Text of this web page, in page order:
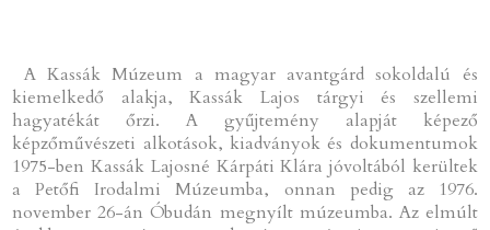
A Kassák Múzeum a magyar avantgárd sokoldalú és
kiemelkedő alakja, Kassák Lajos tárgyi és szellemi
hagyatékát őrzi. A gyűjtemény alapját képező
képzőművészeti alkotások, kiadványok és dokumentumok
1975-ben Kassák Lajosné Kárpáti Klára jóvoltából kerültek
a Petőfi Irodalmi Múzeumba, onnan pedig az 1976.
november 26-án Óbudán megnyílt múzeumba. Az elmúlt